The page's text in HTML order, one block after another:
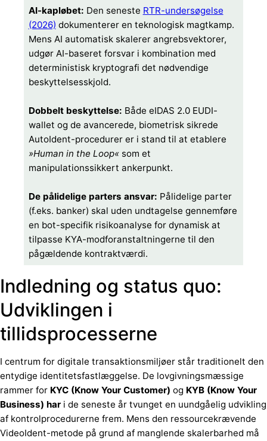
AI-kapløbet: Den seneste RTR-undersøgelse
(2026) dokumenterer en teknologisk magtkamp.
Mens AI automatisk skalerer angrebsvektorer,
udgør AI-baseret forsvar i kombination med
deterministisk kryptografi det nødvendige
beskyttelsesskjold.
Dobbelt beskyttelse: Både eIDAS 2.0 EUDI-
wallet og de avancerede, biometrisk sikrede
AutoIdent-procedurer er i stand til at etablere
»Human in the Loop«som et
manipulationssikkert ankerpunkt.
De pålidelige parters ansvar: Pålidelige parter
(f.eks. banker) skal uden undtagelse gennemføre
en bot-specifik risikoanalyse for dynamisk at
tilpasse KYA-modforanstaltningerne til den
pågældende kontraktværdi.
Indledning og status quo:
Udviklingen i
tillidsprocesserne
I centrum for digitale transaktionsmiljøer står traditionelt den
entydige identitetsfastlæggelse. De lovgivningsmæssige
rammer for KYC (Know Your Customer) og KYB (Know Your
Business) har i de seneste år tvunget en uundgåelig udvikling
af kontrolprocedurerne frem. Mens den ressourcekrævende
VideoIdent-metode på grund af manglende skalerbarhed må